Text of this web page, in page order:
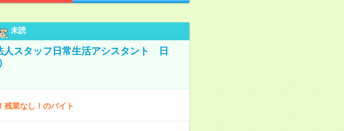
未読
人スタッフ日常生活アシスタント 日
残業なし！のバイト